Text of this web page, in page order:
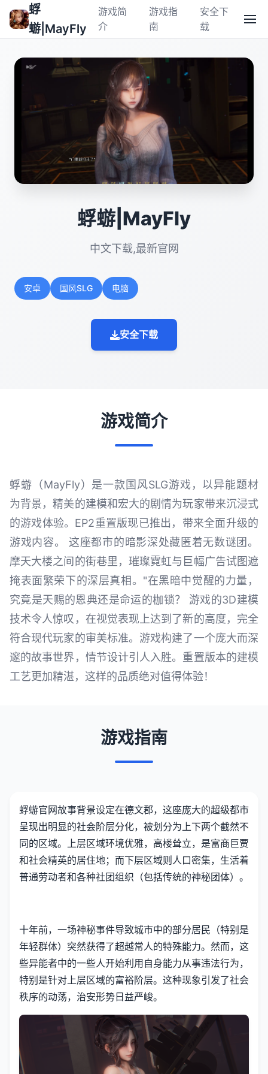
蜉
蝣|MayFly
游戏简
介
游戏指
南
安全下
载
蜉蝣|MayFly
中文下载,最新官网
安卓 国风SLG 电脑
安全下载
游戏简介
蜉蝣（MayFly）是一款国风SLG游戏，以异能题材
为背景，精美的建模和宏大的剧情为玩家带来沉浸式
的游戏体验。EP2重置版现已推出，带来全面升级的
游戏内容。 这座都市的暗影深处藏匿着无数谜团。
摩天大楼之间的街巷里，璀璨霓虹与巨幅广告试图遮
掩表面繁荣下的深层真相。"在黑暗中觉醒的力量，
究竟是天赐的恩典还是命运的枷锁？ 游戏的3D建模
技术令人惊叹，在视觉表现上达到了新的高度，完全
符合现代玩家的审美标准。游戏构建了一个庞大而深
邃的故事世界，情节设计引人入胜。重置版本的建模
工艺更加精湛，这样的品质绝对值得体验！
游戏指南
蜉蝣官网故事背景设定在德文郡，这座庞大的超级都市
呈现出明显的社会阶层分化，被划分为上下两个截然不
同的区域。上层区域环境优雅，高楼耸立，是富商巨贾
和社会精英的居住地；而下层区域则人口密集，生活着
普通劳动者和各种社团组织（包括传统的神秘团体）。
十年前，一场神秘事件导致城市中的部分居民（特别是
年轻群体）突然获得了超越常人的特殊能力。然而，这
些异能者中的一些人开始利用自身能力从事违法行为，
特别是针对上层区域的富裕阶层。这种现象引发了社会
秩序的动荡，治安形势日益严峻。